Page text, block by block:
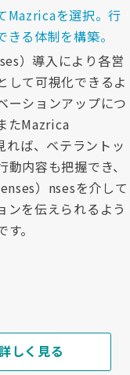
Mazricaを選択。行
る体制を構築。
）導入により各営
して可視化できるよ
ーションアップにつ
たMazrica
れば、ベテラントッ
内容も把握でき、
）nsesを介して
ンを伝えられるよう
。
しく見る